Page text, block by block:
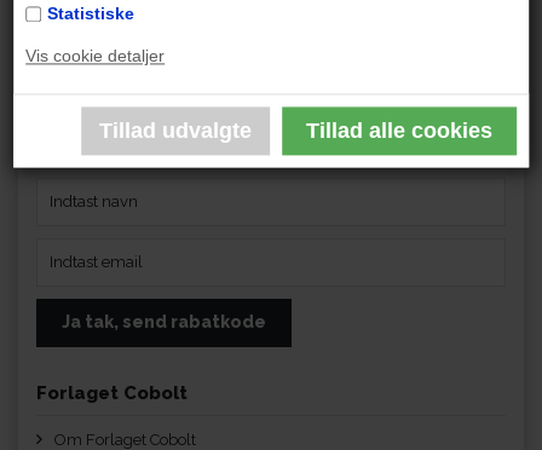
Statistiske
Vis cookie detaljer
nyhedsbrev. Rabatten kan bruges én gang pr. kunde, gælder i 30
dage og ikke tilbud og gavekort.
Forlaget Cobolt
Om Forlaget Cobolt